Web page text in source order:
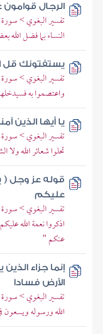
الرجال قوامون
تفسير البغوي >
النساء بما فضل
يستفتونك قل
تفسير البغوي > سورة
واعتصموا به
يا أيها الذين
تفسير البغوي > سورة
تحلوا شعائر الله ولا
قوله عز وجل (
عليكم
تفسير البغوي > سورة
اذكروا نعمة الله
عنكم "
إنما جزاء
الأرض فسادا
تفسير البغوي > سورة
الله ورسوله ويسعون